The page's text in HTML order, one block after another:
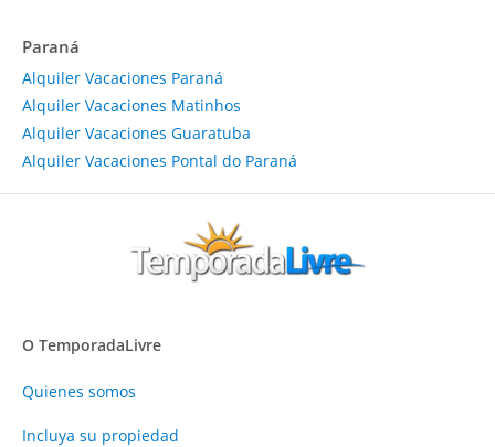
Paraná
Alquiler Vacaciones Paraná
Alquiler Vacaciones Matinhos
Alquiler Vacaciones Guaratuba
Alquiler Vacaciones Pontal do Paraná
O TemporadaLivre
Quienes somos
Incluya su propiedad